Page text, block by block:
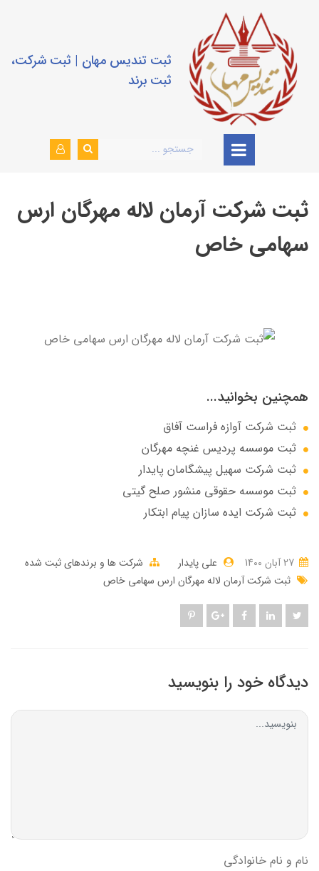
ثبت تندیس مهان | ثبت شرکت،
ثبت برند
ثبت شرکت آرمان لاله مهرگان ارس
سهامی خاص
همچنین بخوانید...
ثبت شرکت آوازه فراست آفاق
ثبت موسسه پردیس غنچه مهرگان
ثبت شرکت سهيل پيشگامان پايدار
ثبت موسسه حقوقی منشور صلح گیتی
ثبت شرکت ایده سازان پیام ابتکار
علی پایدار
شرکت ها و برندهای ثبت شده
ثبت شرکت آرمان لاله مهرگان ارس سهامی خاص
دیدگاه خود را بنویسید
نام و نام خانوادگی